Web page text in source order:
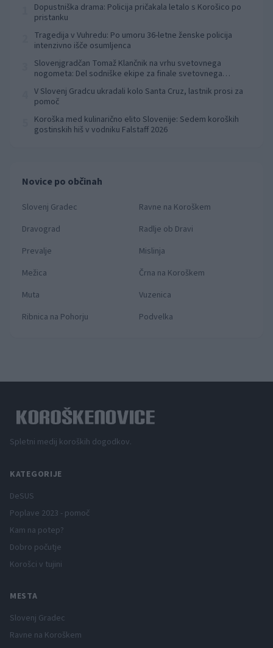
Dopustniška drama: Policija pričakala letalo s Korošico po
pristanku
Tragedija v Vuhredu: Po umoru 36-letne ženske policija
intenzivno išče osumljenca
Slovenjgradčan Tomaž Klančnik na vrhu svetovnega
nogometa: Del sodniške ekipe za finale svetovnega
V Slovenj Gradcu ukradali kolo Santa Cruz, lastnik prosi za
pomoč
Koroška med kulinarično elito Slovenije: Sedem koroških
gostinskih hiš v vodniku Falstaff 2026
Novice po občinah
Slovenj Gradec
Ravne na Koroškem
Dravograd
Radlje ob Dravi
Prevalje
Mislinja
Mežica
Črna na Koroškem
Muta
Vuzenica
Ribnica na Pohorju
Podvelka
Spletni medij koroških dogodkov.
KATEGORIJE
DeSUS
Poplave 2023 - pomoč
Kam na potep?
Dobro počutje
Korošci v tujini
MESTA
Slovenj Gradec
Ravne na Koroškem